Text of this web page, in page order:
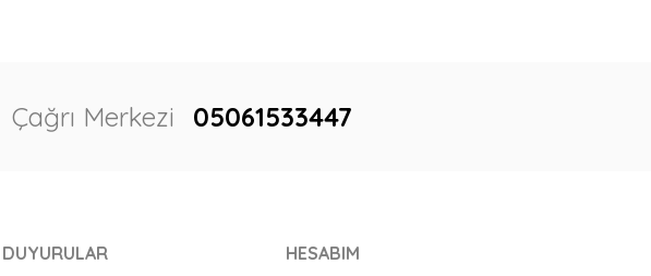
Çağrı Merkezi 05061533447
DUYURULAR
HESABIM